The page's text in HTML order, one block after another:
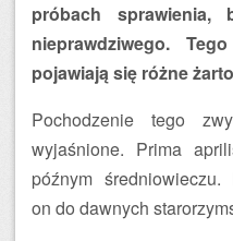
próbach
nieprawdziwego.
pojawiają się różne
Pochodzenie tego
wyjaśnione. Prima
późnym
on do dawnych